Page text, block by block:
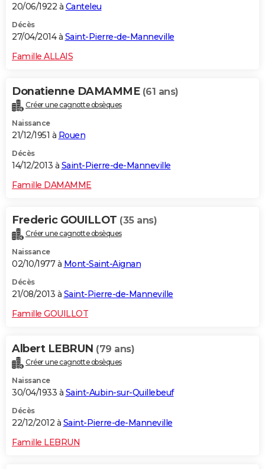
20/06/1922 à Canteleu
Décès
27/04/2014 à Saint-Pierre-de-Manneville
Famille ALLAIS
Donatienne DAMAMME (61 ans)
Créer une cagnotte obsèques
Naissance
21/12/1951 à Rouen
Décès
14/12/2013 à Saint-Pierre-de-Manneville
Famille DAMAMME
Frederic GOUILLOT (35 ans)
Créer une cagnotte obsèques
Naissance
02/10/1977 à Mont-Saint-Aignan
Décès
21/08/2013 à Saint-Pierre-de-Manneville
Famille GOUILLOT
Albert LEBRUN (79 ans)
Créer une cagnotte obsèques
Naissance
30/04/1933 à Saint-Aubin-sur-Quillebeuf
Décès
22/12/2012 à Saint-Pierre-de-Manneville
Famille LEBRUN